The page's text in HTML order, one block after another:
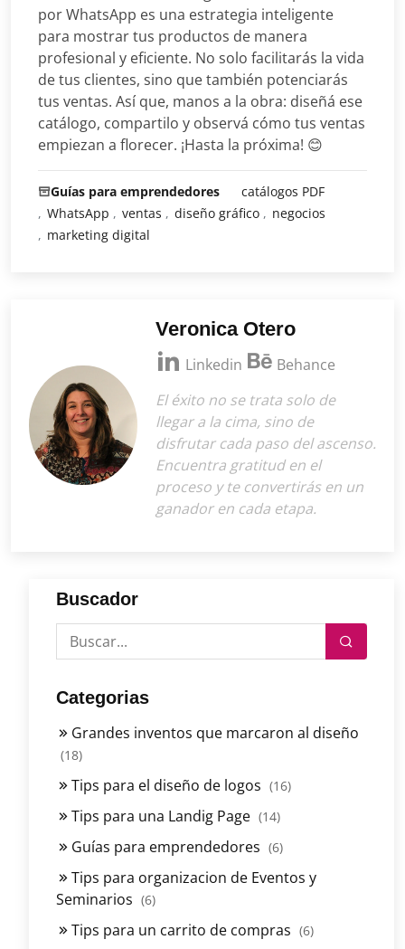
por WhatsApp es una estrategia inteligente
para mostrar tus productos de manera
profesional y eficiente. No solo facilitarás la vida
de tus clientes, sino que también potenciarás
tus ventas. Así que, manos a la obra: diseñá ese
catálogo, compartilo y observá cómo tus ventas
empiezan a florecer. ¡Hasta la próxima! 😊
Guías para emprendedores
catálogos PDF
WhatsApp
ventas diseño gráfico
negocios
marketing digital
Veronica Otero
Linkedin
Behance
El éxito no se trata solo de
llegar a la cima, sino de
disfrutar cada paso del ascenso.
Encuentra gratitud en el
proceso y te convertirás en un
ganador en cada etapa.
Buscador
Categorias
Grandes inventos que marcaron al diseño
(18)
Tips para el diseño de logos (16)
Tips para una Landig Page (14)
Guías para emprendedores (6)
Tips para organizacion de Eventos y
Seminarios (6)
Tips para un carrito de compras (6)